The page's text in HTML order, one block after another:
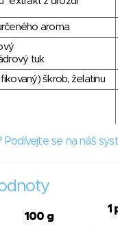
aroma
tuk
škrob, želatinu
Podívejte se na náš
100 g
1